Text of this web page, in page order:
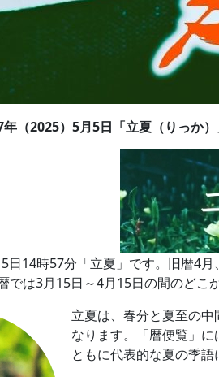
（2025）5月5日「立夏（りっか
日14時57分「立夏」です。旧暦4
では3月15日～4月15日の間のどこ
立夏は、春分と夏至の
なります。「暦便覧」
ともに代表的な夏の季語